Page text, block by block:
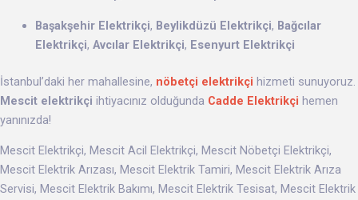
Başakşehir Elektrikçi, Beylikdüzü Elektrikçi, Bağcılar
Elektrikçi, Avcılar Elektrikçi, Esenyurt Elektrikçi
İstanbul’daki her mahallesine, nöbetçi elektrikçi hizmeti sunuyoruz.
Mescit elektrikçi ihtiyacınız olduğunda Cadde Elektrikçi hemen
yanınızda!
Mescit Elektrikçi, Mescit Acil Elektrikçi, Mescit Nöbetçi Elektrikçi,
Mescit Elektrik Arızası, Mescit Elektrik Tamiri, Mescit Elektrik Arıza
Servisi, Mescit Elektrik Bakımı, Mescit Elektrik Tesisat, Mescit Elektrik